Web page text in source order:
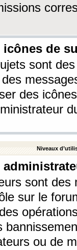
icônes de
sont
des
Niveaux
sont
sur le
ou de